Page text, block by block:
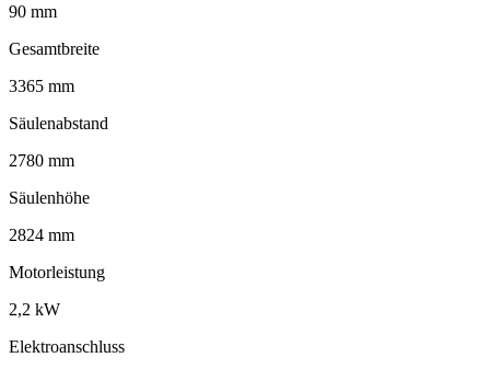
90 mm
Gesamtbreite
3365 mm
Säulenabstand
2780 mm
Säulenhöhe
2824 mm
Motorleistung
2,2 kW
Elektroanschluss